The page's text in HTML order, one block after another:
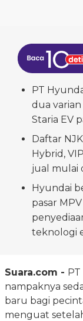
PT
dua
Staria EV
Daftar
Hybrid,
jual mulai
Hyundai
pasar
teknologi
Suara.com - PT
nampaknya
baru bagi
menguat